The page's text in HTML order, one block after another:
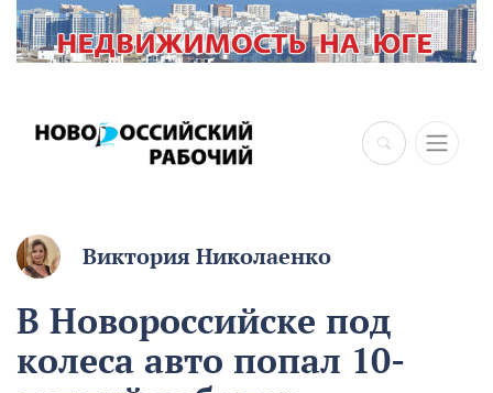
×
Виктория Николаенко
В Новороссийске под
колеса авто попал 10-